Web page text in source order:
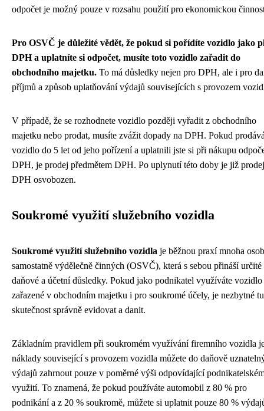
odpočet je možný pouze v rozsahu použití pro ekonomickou
Pro OSVČ je důležité vědět, že pokud si pořídíte vozidlo jako
DPH a uplatníte si odpočet, musíte toto vozidlo zařadit do
obchodního majetku. To má důsledky nejen pro DPH, ale i pro
příjmů a způsob uplatňování výdajů souvisejících s provozem
V případě, že se rozhodnete vozidlo později vyřadit z obchodního
majetku nebo prodat, musíte zvážit dopady na DPH. Pokud
vozidlo do 5 let od jeho pořízení a uplatnili jste si při nákupu
DPH, je prodej předmětem DPH. Po uplynutí této doby je již
DPH osvobozen.
Soukromé využití služebního vozidla
Soukromé využití služebního vozidla je běžnou praxí mnoha osob
samostatně výdělečně činných (OSVČ), která s sebou přináší určité
daňové a účetní důsledky. Pokud jako podnikatel využíváte vozidlo
zařazené v obchodním majetku i pro soukromé účely, je nezbytné
skutečnost správně evidovat a danit.
Základním pravidlem při soukromém využívání firemního vozidla
náklady související s provozem vozidla můžete do daňově
výdajů zahrnout pouze v poměrné výši odpovídající
využití. To znamená, že pokud používáte automobil z 80 % pro
podnikání a z 20 % soukromě, můžete si uplatnit pouze 80 %